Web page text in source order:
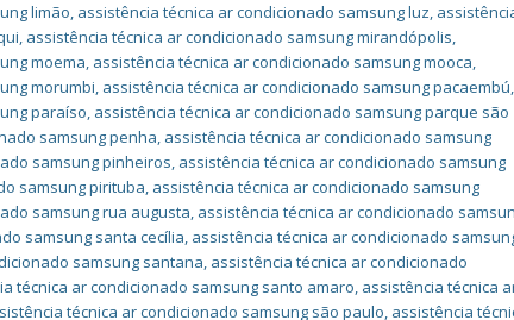
limão, assistência técnica ar condicionado samsung luz,
, assistência técnica ar condicionado samsung mirandópolis,
moema, assistência técnica ar condicionado samsung mooca,
morumbi, assistência técnica ar condicionado samsung pacaembú,
paraíso, assistência técnica ar condicionado samsung parque são
samsung penha, assistência técnica ar condicionado samsung
samsung pinheiros, assistência técnica ar condicionado samsung
samsung pirituba, assistência técnica ar condicionado samsung
samsung rua augusta, assistência técnica ar condicionado
samsung santa cecília, assistência técnica ar condicionado
samsung santana, assistência técnica ar condicionado
técnica ar condicionado samsung santo amaro, assistência técnica
técnica ar condicionado samsung são paulo, assistência